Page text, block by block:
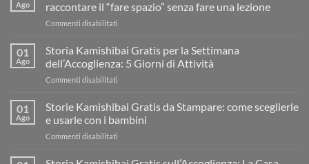
Ago
raccontare il “fare spazio” senza fare una lezione
Commenti disabilitati
Kamishibai
gratis
sull’Accoglienza:
il
“fare
01
Ago
Storia Kamishibai Gratis per la Settimana
dell’Accoglienza: 5 Giorni di Attività
Commenti disabilitati
Kamishibai
Gratis
per
dell’Accoglienza:
01
Ago
Storie Kamishibai Gratis da Stampare: come sceglierle
e usarle con i bambini
Commenti disabilitati
Kamishibai